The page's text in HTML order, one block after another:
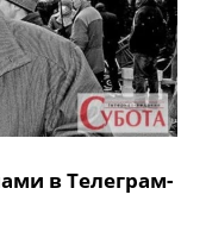
в Телеграм-